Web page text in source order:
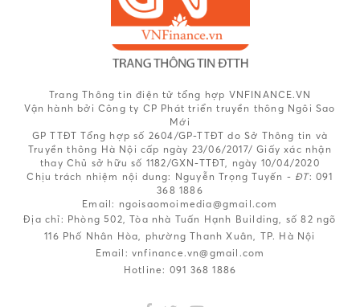
Trang Thông tin điện tử tổng hợp VNFINANCE.VN
Vận hành bởi Công ty CP Phát triển truyền thông Ngôi Sao
Mới
GP TTĐT Tổng hợp số 2604/GP-TTĐT do Sở Thông tin và
Truyền thông Hà Nội cấp ngày 23/06/2017/ Giấy xác nhận
thay Chủ sở hữu số 1182/GXN-TTĐT, ngày 10/04/2020
Chịu trách nhiệm nội dung: Nguyễn Trọng Tuyến - ĐT: 091
368 1886
Email: ngoisaomoimedia@gmail.com
Địa chỉ: Phòng 502, Tòa nhà Tuấn Hạnh Building, số 82 ngõ
116 Phố Nhân Hòa, phường Thanh Xuân, TP. Hà Nội
Email: vnfinance.vn@gmail.com
Hotline: 091 368 1886